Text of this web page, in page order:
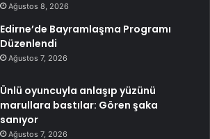
Ağustos 8, 2026
Edirne’de Bayramlaşma Programı
Düzenlendi
Ağustos 7, 2026
Ünlü oyuncuyla anlaşıp yüzünü
marullara bastılar: Gören şaka
sanıyor
Ağustos 7, 2026